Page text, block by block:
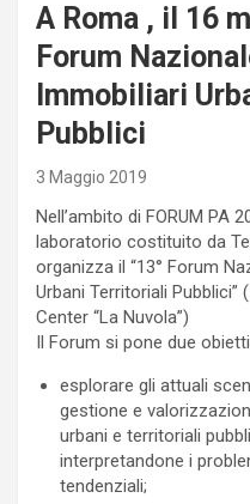
A Roma , il 16
Forum
Immobiliari
Pubblici
3 Maggio 2019
Nell’ambito di FORUM PA
laboratorio costituito da
organizza il “13° Forum
Urbani Territoriali Pubblici”
Center “La Nuvola”)
Il Forum si pone due
esplorare gli attuali
gestione e
urbani e territoriali
interpretandone i
tendenziali;